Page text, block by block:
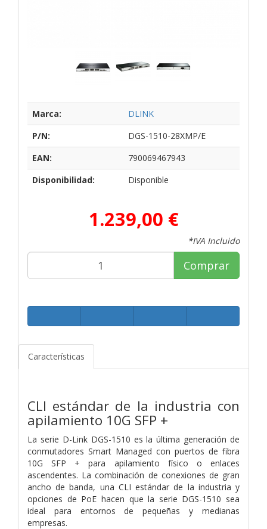
Marca:
DLINK
P/N:
DGS-1510-28XMP/E
EAN:
790069467943
Disponibilidad:
Disponible
1.239,00 €
*IVA Incluido
Comprar
Características
CLI estándar de la industria con
apilamiento 10G SFP +
La serie D-Link DGS-1510 es la última generación de
conmutadores Smart Managed con puertos de fibra
10G SFP + para apilamiento físico o enlaces
ascendentes. La combinación de conexiones de gran
ancho de banda, una CLI estándar de la industria y
opciones de PoE hacen que la serie DGS-1510 sea
ideal para entornos de pequeñas y medianas
empresas.